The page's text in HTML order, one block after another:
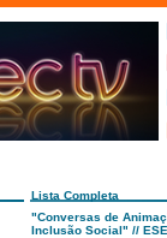
Lista Completa
"Conversas de
Inclusão Social" //